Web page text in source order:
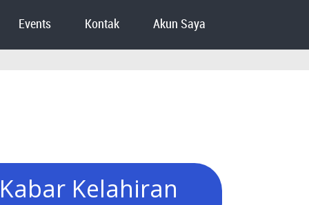
Events Kontak Akun Saya
Kelahiran